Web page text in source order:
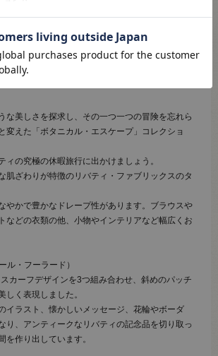
な美しさを探求し、その一つ一つの冒険を忘れら
変えた「ボタニカル・エスケープ」コレクショ
ィの究極の休暇旅行に出かけましょう。
肌ざわりが特徴のリバティ・ファブリックスのタ
やかで豊かなドレープ性があります。ブラウスや
などの衣類の他、小物やインテリアなど幅広くお
ル・フーラード）
カーフデザインを3つ組み合わせ、斜めのパッチ
しく表現しました。
イラスト、懐かしいメッセージ、花輪やボーダ
り、アンティークなリバティの記念品を切り取っ
を作り出しています。